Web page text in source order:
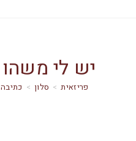
יש לי
> סלון > כתיבה